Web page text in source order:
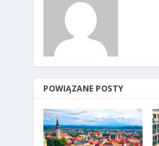
POWIĄZANE POSTY